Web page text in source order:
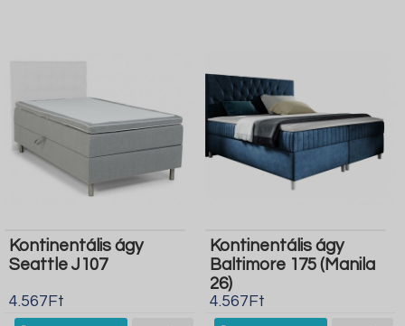
Kontinentális ágy
Seattle J107
4.567Ft
Kontinentális ágy
Baltimore 175 (Manila
26)
4.567Ft